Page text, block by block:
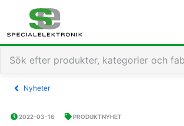
Nyheter
2022-03-16 PRODUKTNYHET